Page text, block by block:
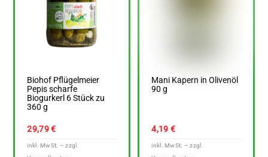
Biohof Pflügelmeier
Pepis scharfe
Biogurkerl 6 Stück zu
360 g
29,79€
Mani Kapern in Olivenöl
90 g
4,19 €